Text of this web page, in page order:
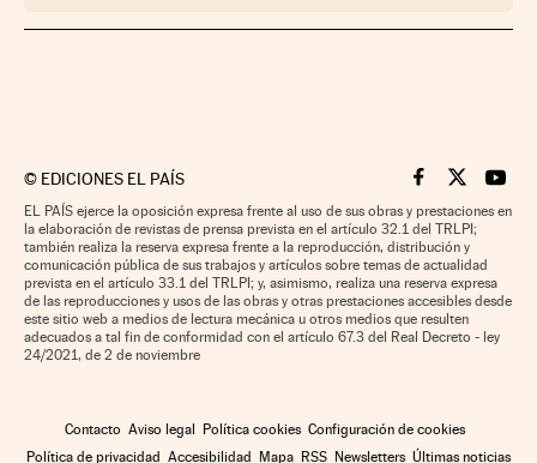
© EDICIONES EL PAÍS Cinco Días en
Cinco Días
Cinco
EL PAÍS ejerce la oposición expresa frente al uso de sus obras y prestaciones en
la elaboración de revistas de prensa prevista en el artículo 32.1 del TRLPI;
también realiza la reserva expresa frente a la reproducción, distribución y
comunicación pública de sus trabajos y artículos sobre temas de actualidad
prevista en el artículo 33.1 del TRLPI; y, asimismo, realiza una reserva expresa
de las reproducciones y usos de las obras y otras prestaciones accesibles desde
este sitio web a medios de lectura mecánica u otros medios que resulten
adecuados a tal fin de conformidad con el artículo 67.3 del Real Decreto - ley
24/2021, de 2 de noviembre
Contacto Aviso legal Política cookies Configuración de cookies
Política de privacidad Accesibilidad Mapa RSS Newsletters Últimas noticias